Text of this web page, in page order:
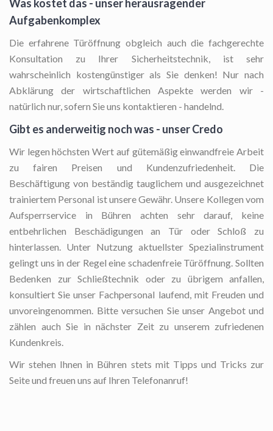
Was kostet das - unser herausragender
Aufgabenkomplex
Die erfahrene Türöffnung obgleich auch die fachgerechte
Konsultation zu Ihrer Sicherheitstechnik, ist sehr
wahrscheinlich kostengünstiger als Sie denken! Nur nach
Abklärung der wirtschaftlichen Aspekte werden wir -
natürlich nur, sofern Sie uns kontaktieren - handelnd.
Gibt es anderweitig noch was - unser Credo
Wir legen höchsten Wert auf gütemäßig einwandfreie Arbeit
zu fairen Preisen und Kundenzufriedenheit. Die
Beschäftigung von beständig tauglichem und ausgezeichnet
trainiertem Personal ist unsere Gewähr. Unsere Kollegen vom
Aufsperrservice in Bühren achten sehr darauf, keine
entbehrlichen Beschädigungen an Tür oder Schloß zu
hinterlassen. Unter Nutzung aktuellster Spezialinstrument
gelingt uns in der Regel eine schadenfreie Türöffnung. Sollten
Bedenken zur Schließtechnik oder zu übrigem anfallen,
konsultiert Sie unser Fachpersonal laufend, mit Freuden und
unvoreingenommen. Bitte versuchen Sie unser Angebot und
zählen auch Sie in nächster Zeit zu unserem zufriedenen
Kundenkreis.
Wir stehen Ihnen in Bühren stets mit Tipps und Tricks zur
Seite und freuen uns auf Ihren Telefonanruf!